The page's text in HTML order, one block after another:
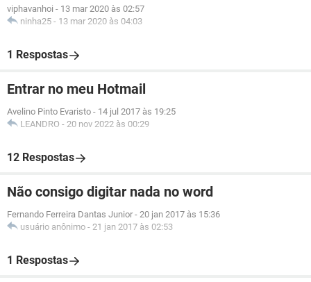
viphavanhoi - 13 mar 2020 às 02:57
ninha25 - 13 mar 2020 às 04:03
1 Respostas
Entrar no meu Hotmail
Avelino Pinto Evaristo - 14 jul 2017 às 19:25
LEANDRO - 20 nov 2022 às 00:29
12 Respostas
Não consigo digitar nada no word
Fernando Ferreira Dantas Junior - 20 jan 2017 às 15:36
usuário anônimo - 21 jan 2017 às 02:53
1 Respostas